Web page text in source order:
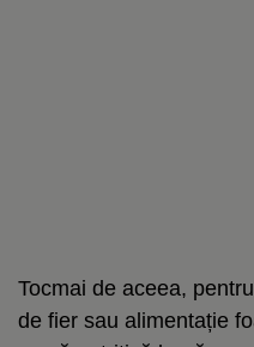
Tocmai de aceea,
de fier sau alimentație